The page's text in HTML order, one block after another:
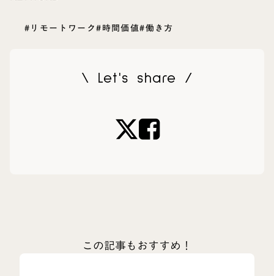
#リモートワーク#時間価値#働き方
\ Let's share /
この記事もおすすめ！